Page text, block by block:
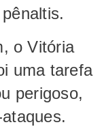
o Vitória
uma tarefa
perigoso,